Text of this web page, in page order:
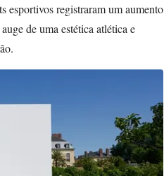
esportivos registraram um aumento
de uma estética atlética e